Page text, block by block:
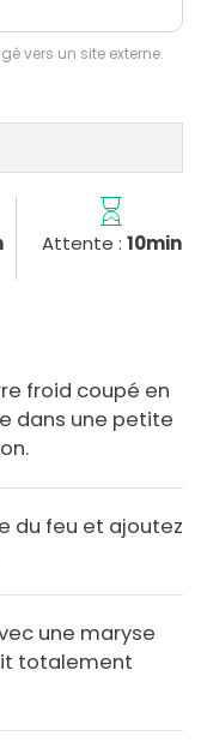
vers un site externe.
Attente : 10min
froid coupé en
dans une petite
du feu et ajoutez
une maryse
totalement